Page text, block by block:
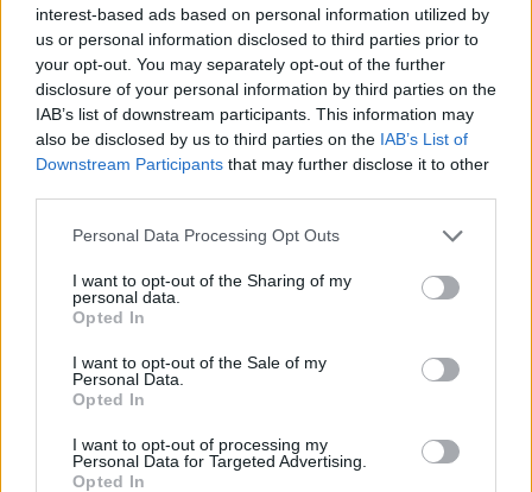
interest-based ads based on personal information utilized by
us or personal information disclosed to third parties prior to
your opt-out. You may separately opt-out of the further
disclosure of your personal information by third parties on the
IAB’s list of downstream participants. This information may
also be disclosed by us to third parties on the IAB’s List of
Downstream Participants that may further disclose it to other
Please note that this website/app uses one or more Google
not limited to your visit or usage behaviour. You may click to
grant or deny consent to Google and its third-party tags to
use your data for below specified purposes in below Google
consent section.
Personal Data Processing Opt Outs
I want to opt-out of the Sharing of my
personal data.
Opted In
I want to opt-out of the Sale of my
Personal Data.
Opted In
I want to opt-out of processing my
Personal Data for Targeted Advertising.
Opted In
AUTORE
AiAdhubMedia